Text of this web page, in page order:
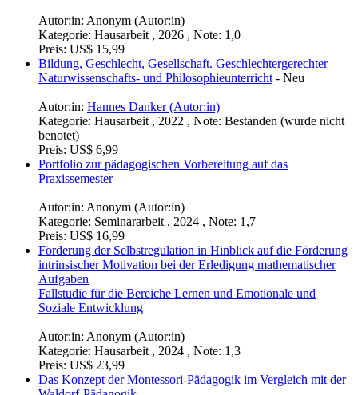
Autor:in: Anonym (Autor:in)
Kategorie: Hausarbeit , 2026 , Note: 1,0
Preis: US$ 15,99
Bildung, Geschlecht, Gesellschaft. Geschlechtergerechter
Naturwissenschafts- und Philosophieunterricht- Neu
Autor:in: Hannes Danker (Autor:in)
Kategorie: Hausarbeit , 2022 , Note: Bestanden (wurde nicht
benotet)
Preis: US$ 6,99
Portfolio zur pädagogischen Vorbereitung auf das
Praxissemester
Autor:in: Anonym (Autor:in)
Kategorie: Seminararbeit , 2024 , Note: 1,7
Preis: US$ 16,99
Förderung der Selbstregulation in Hinblick auf die Förderung
intrinsischer Motivation bei der Erledigung mathematischer
Aufgaben
Fallstudie für die Bereiche Lernen und Emotionale und
Soziale Entwicklung
Autor:in: Anonym (Autor:in)
Kategorie: Hausarbeit , 2024 , Note: 1,3
Preis: US$ 23,99
Das Konzept der Montessori-Pädagogik im Vergleich mit der